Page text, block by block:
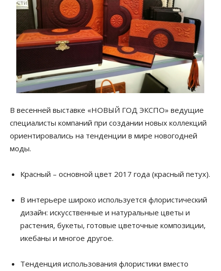
В весенней выставке «НОВЫЙ ГОД ЭКСПО» ведущие
специалисты компаний при создании новых коллекций
ориентировались на тенденции в мире новогодней
моды.
Красный – основной цвет 2017 года (красный петух).
В интерьере широко используется флористический
дизайн: искусственные и натуральные цветы и
растения, букеты, готовые цветочные композиции,
икебаны и многое другое.
Тенденция использования флористики вместо